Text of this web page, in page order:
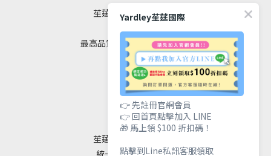
苼莛國際生技有限公司
最高品質｜安全｜健康｜美麗
聯絡我們
苼莛國際生技有限公司
Yardley苼莛國際
👉 先註冊官網會員
👉 回首頁點擊加入 LINE
🎁 馬上領 $100 折扣碼！
點擊到Line私訊客服領取